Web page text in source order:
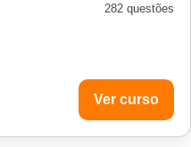
282 questões
Ver curso